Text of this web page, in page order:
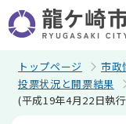
の
ペ
トップページ 市政
投票状況と開票結果
(平成19年4月22日執